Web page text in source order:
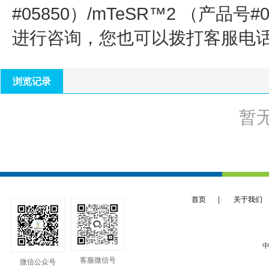
#05850）/mTeSR™2 （产品号
进行咨询，您也可以拨打客服电
浏览记录
暂
首页 关于我们
微信公众号
客服微信号